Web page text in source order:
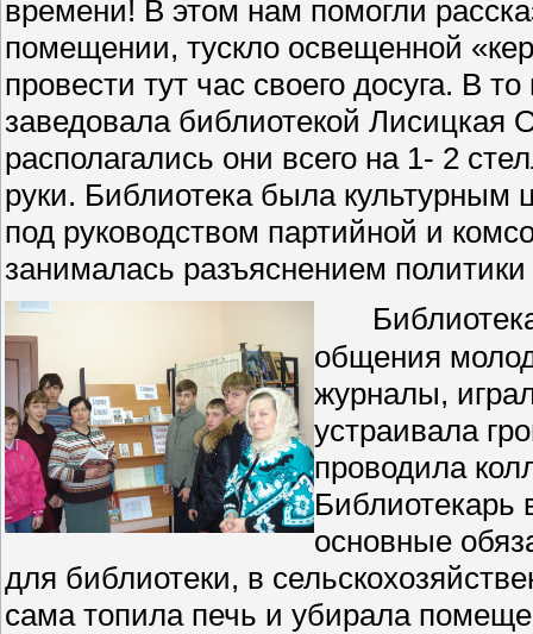
времени! В этом нам помогли
помещении, тускло освещенной
провести тут час своего досуга. В
заведовала библиотекой Лисицкая
располагались они всего на 1- 2
руки. Библиотека была культурным
под руководством партийной и
занималась разъяснением
Библиотека
общения
журналы,
устраивала
проводила
Библиотекарь
основные
для библиотеки, в
сама топила печь и убирала